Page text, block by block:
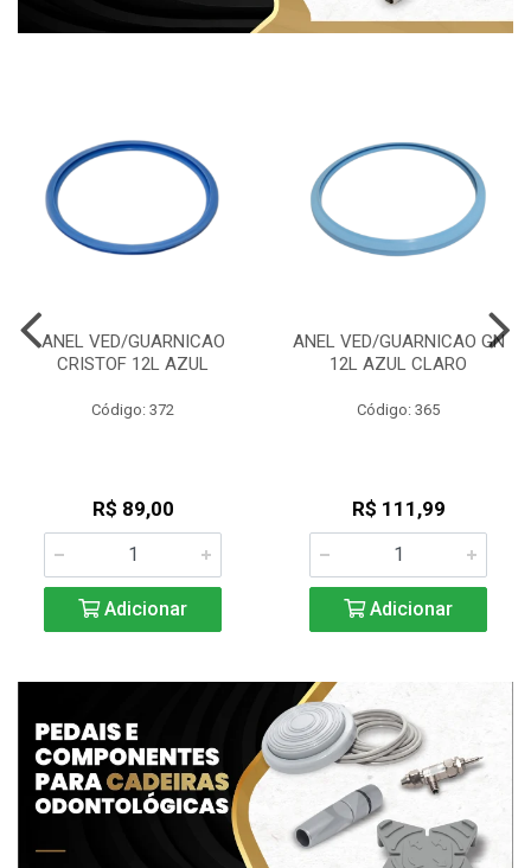
ANEL VED/GUARNICAO
CRISTOF 12L AZUL
Código: 372
R$ 89,00
Adicionar
ANEL VED/GUARNICAO GN
12L AZUL CLARO
Código: 365
R$ 111,99
Adicionar